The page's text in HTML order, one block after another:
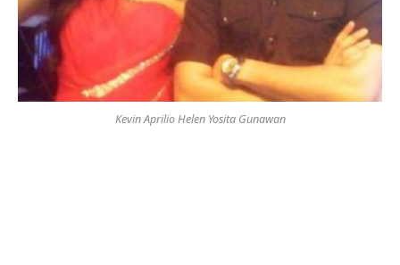
Kevin Aprilio Helen Yosita Gunawan